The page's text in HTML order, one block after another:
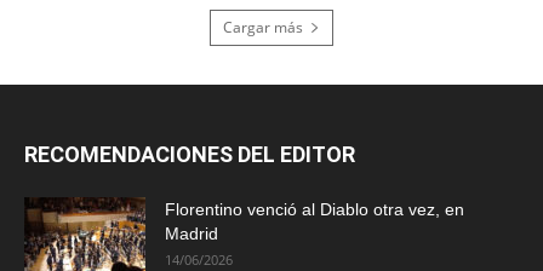
Cargar más
RECOMENDACIONES DEL EDITOR
Florentino venció al Diablo otra vez, en
Madrid
14/06/2026